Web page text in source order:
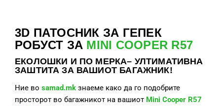
3D ПАТОСНИК ЗА ГЕПЕК
РОБУСТ ЗА MINI COOPER R57
ЕКОЛОШКИ И ПО МЕРКА– УЛТИМАТИВНА
ЗАШТИТА ЗА ВАШИОТ БАГАЖНИК!
Ние во samad.mk знаеме како да го подобрите
просторот во багажникот на вашиот Mini Cooper R57